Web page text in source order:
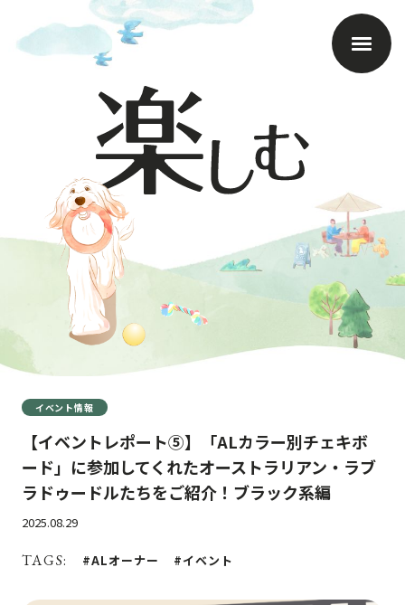
イベント情報
【イベントレポート⑤】「ALカラー別チェキボ
ード」に参加してくれたオーストラリアン・ラブ
ラドゥードルたちをご紹介！ブラック系編
2025.08.29
TAGS: ALオーナー イベント